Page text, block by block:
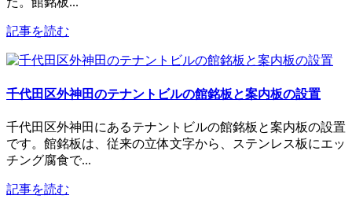
記事を読む
千代田区外神田のテナントビルの館銘板と案内板の設置
千代田区外神田にあるテナントビルの館銘板と案内板の設置
です。館銘板は、従来の立体文字から、ステンレス板にエッ
チング腐食で...
記事を読む